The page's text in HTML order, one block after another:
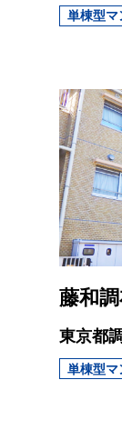
単棟型マ
藤和
東京都
単棟型マ